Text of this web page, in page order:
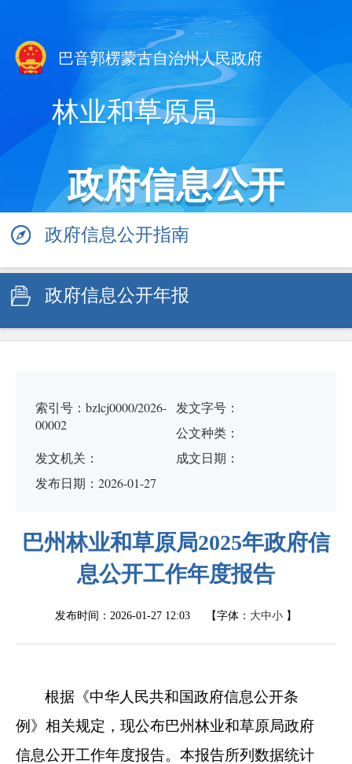
巴音郭楞蒙古自治州人民政府
林业和草原局
政府信息公开
政府信息公开指南
政府信息公开年报
索引号：bzlcj0000/2026-
00002
发文字号：
公文种类：
发文机关：
成文日期：
发布日期：2026-01-27
巴州林业和草原局2025年政府信
息公开工作年度报告
发布时间： 2026-01-27 12:03 【字体： 大中小 】
根据《中华人民共和国政府信息公开条
例》相关规定，现公布巴州林业和草原局政府
信息公开工作年度报告。本报告所列数据统计